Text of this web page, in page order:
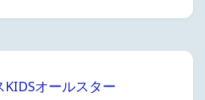
KIDSオールスター